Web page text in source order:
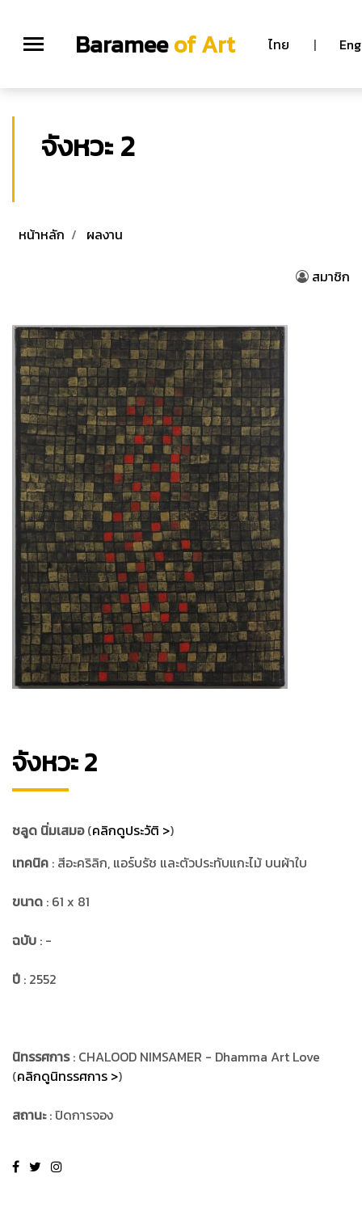
Barameeof Art ไทย | Eng
จังหวะ 2
หน้าหลัก ผลงาน
สมาชิก
จังหวะ 2
ชลูด นิ่มเสมอ(คลิกดูประวัติ >)
เทคนิค : สีอะคริลิก, แอร์บรัช และตัวประทับแกะไม้ บนผ้าใบ
ขนาด : 61 x 81
ฉบับ : -
ปี : 2552
นิทรรศการ: CHALOOD NIMSAMER - Dhamma Art Love
(คลิกดูนิทรรศการ >)
สถานะ: ปิดการจอง